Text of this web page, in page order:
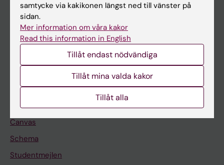
På gång
Nyheter
Kalender
Student
Ladok
Canvas
Schema
Studentmejlen
samtycke via kakikonen längst ned till vänster på
sidan.
Mer information om våra kakor
Read this information in English
Tillåt endast nödvändiga
Tillåt mina valda kakor
Tillåt alla